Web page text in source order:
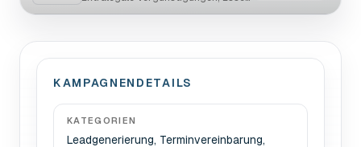
KAMPAGNENDETAILS
KATEGORIEN
Leadgenerierung, Terminvereinbarung,